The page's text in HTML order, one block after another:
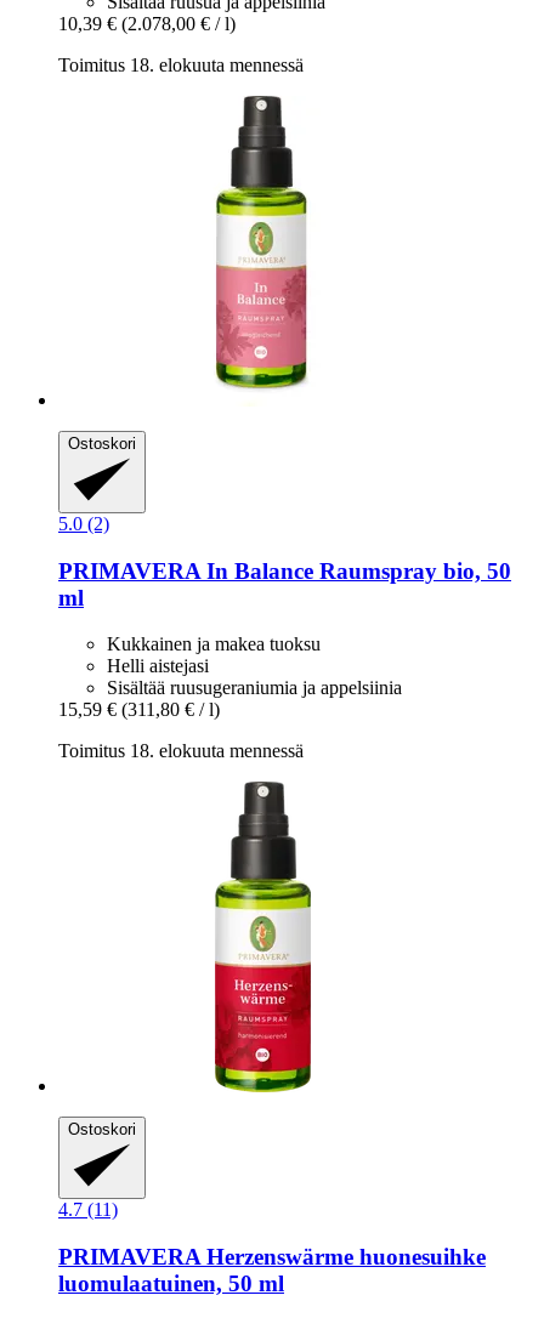
10,39 € (2.078,00 € / l)
Toimitus 18. elokuuta mennessä
Ostoskori
5.0 (2)
PRIMAVERA In Balance Raumspray bio, 50
ml
Kukkainen ja makea tuoksu
Helli aistejasi
Sisältää ruusugeraniumia ja appelsiinia
15,59 € (311,80 € / l)
Toimitus 18. elokuuta mennessä
Ostoskori
4.7 (11)
PRIMAVERA Herzenswärme huonesuihke
luomulaatuinen, 50 ml